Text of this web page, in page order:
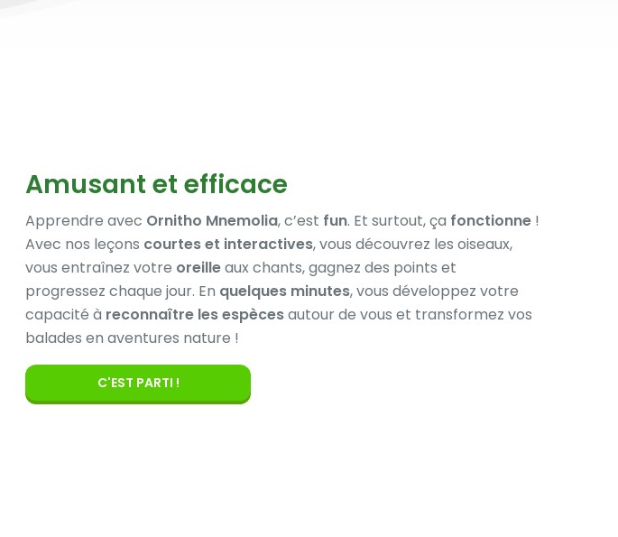
Amusant et efficace
Apprendre avec Ornitho Mnemolia, c’est fun. Et surtout, ça fonctionne !
Avec nos leçons courtes et interactives, vous découvrez les oiseaux,
vous entraînez votre oreilleaux chants, gagnez des points et
progressez chaque jour. En quelques minutes, vous développez votre
capacité à reconnaître les espècesautour de vous et transformez vos
balades en aventures nature !
C'EST PARTI !